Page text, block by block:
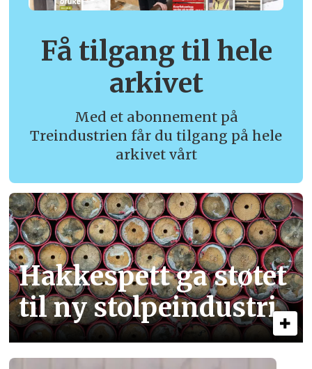
Få tilgang til hele
arkivet
Med et abonnement på
Treindustrien får du tilgang på hele
arkivet vårt
Hakkespett ga støtet
til ny stolpe­industri